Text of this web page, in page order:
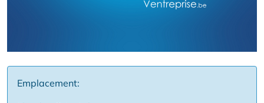
Emplacement: